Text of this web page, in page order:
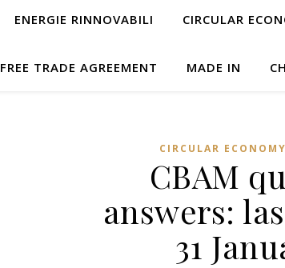
ENERGIE RINNOVABILI CIRCULAR
FREE TRADE AGREEMENT MADE IN
CIRCULAR ECONOMY
CBAM
answers:
31